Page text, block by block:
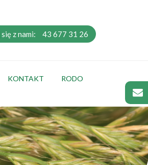
z nami: 43 677 31 26
KONTAKT RODO